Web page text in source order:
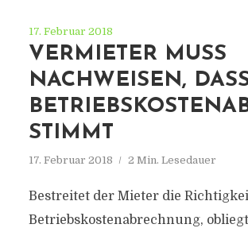
17. Februar 2018
VERMIETER MUSS
NACHWEISEN,
STIMMT
17. Februar 2018 2 Min. Lesedauer
Bestreitet der Mieter die
Betriebskostenabrechnung,